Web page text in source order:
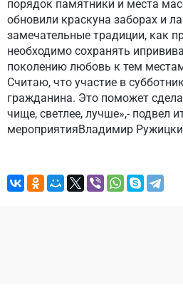
порядок памятники и места
обновили краскуна заборах и
замечательные традиции, как
необходимо сохранять
поколению любовь к тем
Считаю, что участие в
гражданина. Это поможет
чище, светлее, лучше»,- подвел
мероприятияВладимир